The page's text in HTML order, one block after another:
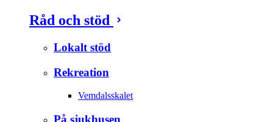
Råd och stöd
Lokalt stöd
Rekreation
Vemdalsskalet
På sjukhusen